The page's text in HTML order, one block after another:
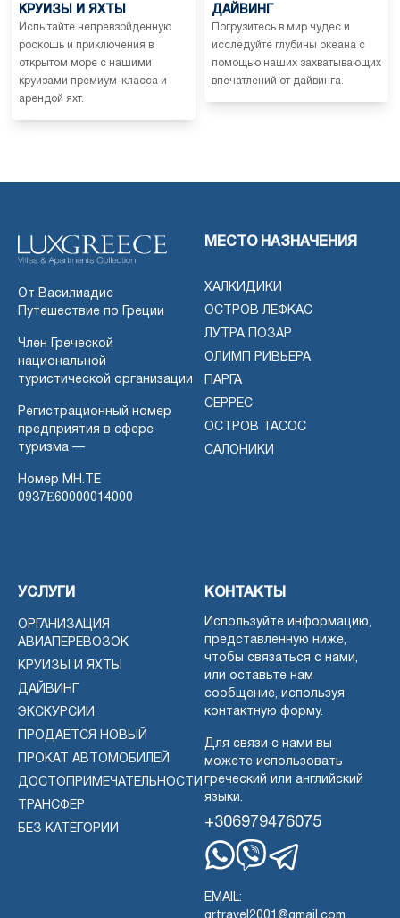
КРУИЗЫ И ЯХТЫ
Испытайте непревзойденную
роскошь и приключения в
открытом море с нашими
круизами премиум-класса и
арендой яхт.
ДАЙВИНГ
Погрузитесь в мир чудес и
исследуйте глубины океана с
помощью наших захватывающих
впечатлений от дайвинга.
От Василиадис
Путешествие по Греции
Член Греческой
национальной
туристической организации
Регистрационный номер
предприятия в сфере
туризма —
Номер MH.TE
0937Ε60000014000
МЕСТО НАЗНАЧЕНИЯ
ХАЛКИДИКИ
ОСТРОВ ЛЕФКАС
ЛУТРА ПОЗАР
ОЛИМП РИВЬЕРА
ПАРГА
СЕРРЕС
ОСТРОВ ТАСОС
САЛОНИКИ
УСЛУГИ
ОРГАНИЗАЦИЯ
АВИАПЕРЕВОЗОК
КРУИЗЫ И ЯХТЫ
ДАЙВИНГ
ЭКСКУРСИИ
ПРОДАЕТСЯ НОВЫЙ
ПРОКАТ АВТОМОБИЛЕЙ
ДОСТОПРИМЕЧАТЕЛЬНОСТИ
ТРАНСФЕР
БЕЗ КАТЕГОРИИ
КОНТАКТЫ
Используйте информацию,
представленную ниже,
чтобы связаться с нами,
или оставьте нам
сообщение, используя
контактную форму.
Для связи с нами вы
можете использовать
греческий или английский
языки.
+306979476075
EMAIL:
grtravel2001@gmail.com